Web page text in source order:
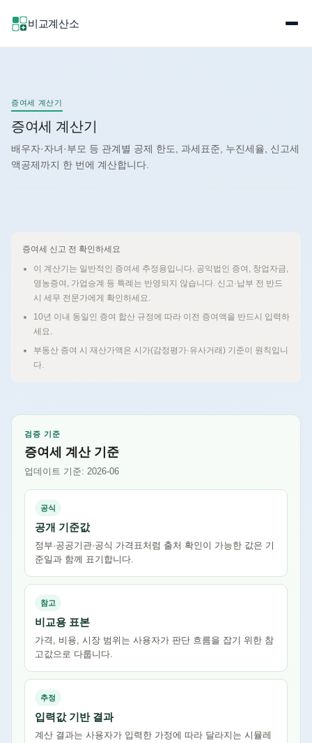
비교계산소
증여세 계산기
증여세 계산기
배우자·자녀·부모 등 관계별 공제 한도, 과세표준, 누진세율, 신고세
액공제까지 한 번에 계산합니다.
증여세 신고 전 확인하세요
이 계산기는 일반적인 증여세 추정용입니다. 공익법인 증여, 창업자금,
영농증여, 가업승계 등 특례는 반영되지 않습니다. 신고·납부 전 반드
시 세무 전문가에게 확인하세요.
10년 이내 동일인 증여 합산 규정에 따라 이전 증여액을 반드시 입력하
세요.
부동산 증여 시 재산가액은 시가(감정평가·유사거래) 기준이 원칙입니
다.
검증 기준
증여세 계산 기준
업데이트 기준: 2026-06
공식
공개 기준값
정부·공공기관·공식 가격표처럼 출처 확인이 가능한 값은 기
준일과 함께 표기합니다.
참고
비교용 표본
가격, 비용, 시장 범위는 사용자가 판단 흐름을 잡기 위한 참
고값으로 다룹니다.
추정
입력값 기반 결과
계산 결과는 사용자가 입력한 가정에 따라 달라지는 시뮬레